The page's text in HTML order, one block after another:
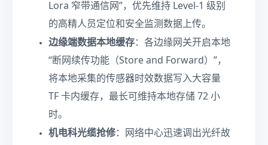
Lora 窄带通信网”，优先维持 Level-1 级别
的高精人员定位和安全监测数据上传。
边缘端数据本地缓存：各边缘网关开启本地
“断网续传功能（Store and Forward）”，
将本地采集的传感器时效数据写入大容量
TF 卡内缓存，最长可维持本地存储 72 小
时。
机电科光缆抢修：网络中心迅速调出光纤故